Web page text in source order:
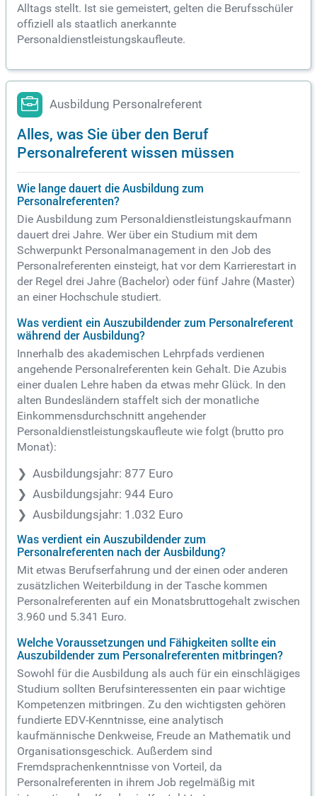
Alltags stellt. Ist sie gemeistert, gelten die Berufsschüler
offiziell als staatlich anerkannte
Personaldienstleistungskaufleute.
Ausbildung Personalreferent
Alles, was Sie über den Beruf
Personalreferent wissen müssen
Wie lange dauert die Ausbildung zum
Personalreferenten?
Die Ausbildung zum Personaldienstleistungskaufmann
dauert drei Jahre. Wer über ein Studium mit dem
Schwerpunkt Personalmanagement in den Job des
Personalreferenten einsteigt, hat vor dem Karrierestart in
der Regel drei Jahre (Bachelor) oder fünf Jahre (Master)
an einer Hochschule studiert.
Was verdient ein Auszubildender zum Personalreferent
während der Ausbildung?
Innerhalb des akademischen Lehrpfads verdienen
angehende Personalreferenten kein Gehalt. Die Azubis
einer dualen Lehre haben da etwas mehr Glück. In den
alten Bundesländern staffelt sich der monatliche
Einkommensdurchschnitt angehender
Personaldienstleistungskaufleute wie folgt (brutto pro
Monat):
Ausbildungsjahr: 877 Euro
Ausbildungsjahr: 944 Euro
Ausbildungsjahr: 1.032 Euro
Was verdient ein Auszubildender zum
Personalreferenten nach der Ausbildung?
Mit etwas Berufserfahrung und der einen oder anderen
zusätzlichen Weiterbildung in der Tasche kommen
Personalreferenten auf ein Monatsbruttogehalt zwischen
3.960 und 5.341 Euro.
Welche Voraussetzungen und Fähigkeiten sollte ein
Auszubildender zum Personalreferenten mitbringen?
Sowohl für die Ausbildung als auch für ein einschlägiges
Studium sollten Berufsinteressenten ein paar wichtige
Kompetenzen mitbringen. Zu den wichtigsten gehören
fundierte EDV-Kenntnisse, eine analytisch
kaufmännische Denkweise, Freude an Mathematik und
Organisationsgeschick. Außerdem sind
Fremdsprachenkenntnisse von Vorteil, da
Personalreferenten in ihrem Job regelmäßig mit